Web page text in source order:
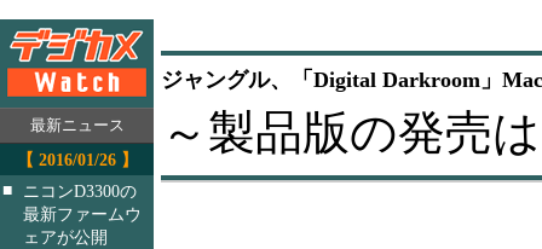
最新ニュース
【 2016/01/26 】
■
ニコンD3300の
最新ファームウ
ェアが公開
ジャングル、「Digital Darkroom」
～製品版の発売